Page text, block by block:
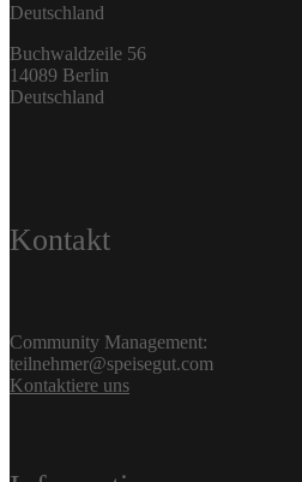
Deutschland
Buchwaldzeile 56
14089 Berlin
Deutschland
Kontakt
Community Management:
teilnehmer@speisegut.com
Kontaktiere uns